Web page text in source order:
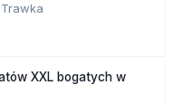
XXL bogatych w